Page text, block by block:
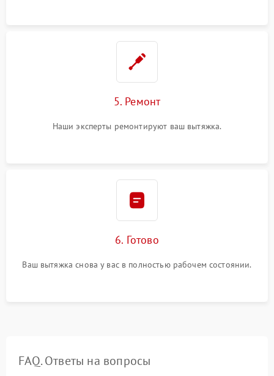
5. Ремонт
Наши эксперты ремонтируют ваш вытяжка.
6. Готово
Ваш вытяжка снова у вас в полностью рабочем состоянии.
FAQ. Ответы на вопросы